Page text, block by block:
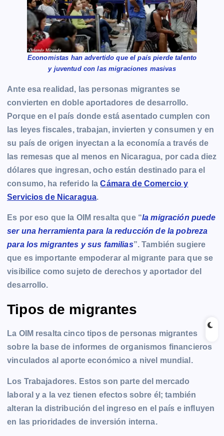
Economistas han advertido que el país pierde talento
y juventud con las migraciones masivas
Ante esa realidad, las personas migrantes se
convierten en doble aportadores de desarrollo.
Porque en el país donde está asentado cumplen con
las leyes fiscales, trabajan, invierten y consumen y en
su país de origen inyectan a la economía a través de
las remesas que al menos en Nicaragua, por cada diez
dólares que ingresan, ocho están destinado para el
consumo, ha referido laCámara de Comercio y
Servicios de Nicaragua.
Es por eso que la OIM resalta que “la migración puede
ser una herramienta para la reducción de la pobreza
para los migrantes y sus familias”. También sugiere
que es importante empoderar al migrante para que se
visibilice como sujeto de derechos y aportador del
desarrollo.
Tipos de migrantes
La OIM resalta cinco tipos de personas migrantes
sobre la base de informes de organismos financieros
vinculados al aporte económico a nivel mundial.
Los Trabajadores. Estos son parte del mercado
laboral y a la vez tienen efectos sobre él; también
alteran la distribución del ingreso en el país e influyen
en las prioridades de inversión interna.